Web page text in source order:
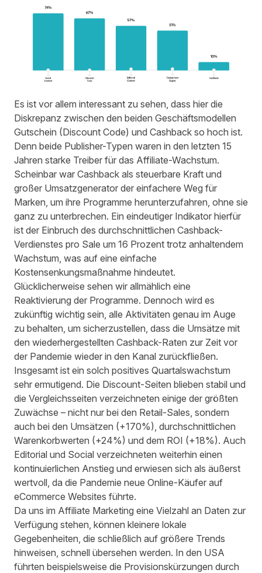
Es ist vor allem interessant zu sehen, dass hier die
Diskrepanz zwischen den beiden Geschäftsmodellen
Gutschein (Discount Code) und Cashback so hoch ist.
Denn beide Publisher-Typen waren in den letzten 15
Jahren starke Treiber für das Affiliate-Wachstum.
Scheinbar war Cashback als steuerbare Kraft und
großer Umsatzgenerator der einfachere Weg für
Marken, um ihre Programme herunterzufahren, ohne sie
ganz zu unterbrechen. Ein eindeutiger Indikator hierfür
ist der Einbruch des durchschnittlichen Cashback-
Verdienstes pro Sale um 16 Prozent trotz anhaltendem
Wachstum, was auf eine einfache
Kostensenkungsmaßnahme hindeutet.
Glücklicherweise sehen wir allmählich eine
Reaktivierung der Programme. Dennoch wird es
zukünftig wichtig sein, alle Aktivitäten genau im Auge
zu behalten, um sicherzustellen, dass die Umsätze mit
den wiederhergestellten Cashback-Raten zur Zeit vor
der Pandemie wieder in den Kanal zurückfließen.
Insgesamt ist ein solch positives Quartalswachstum
sehr ermutigend. Die Discount-Seiten blieben stabil und
die Vergleichsseiten verzeichneten einige der größten
Zuwächse – nicht nur bei den Retail-Sales, sondern
auch bei den Umsätzen (+170%), durchschnittlichen
Warenkorbwerten (+24%) und dem ROI (+18%). Auch
Editorial und Social verzeichneten weiterhin einen
kontinuierlichen Anstieg und erwiesen sich als äußerst
wertvoll, da die Pandemie neue Online-Käufer auf
eCommerce Websites führte.
Da uns im Affiliate Marketing eine Vielzahl an Daten zur
Verfügung stehen, können kleinere lokale
Gegebenheiten, die schließlich auf größere Trends
hinweisen, schnell übersehen werden. In den USA
führten beispielsweise die Provisionskürzungen durch